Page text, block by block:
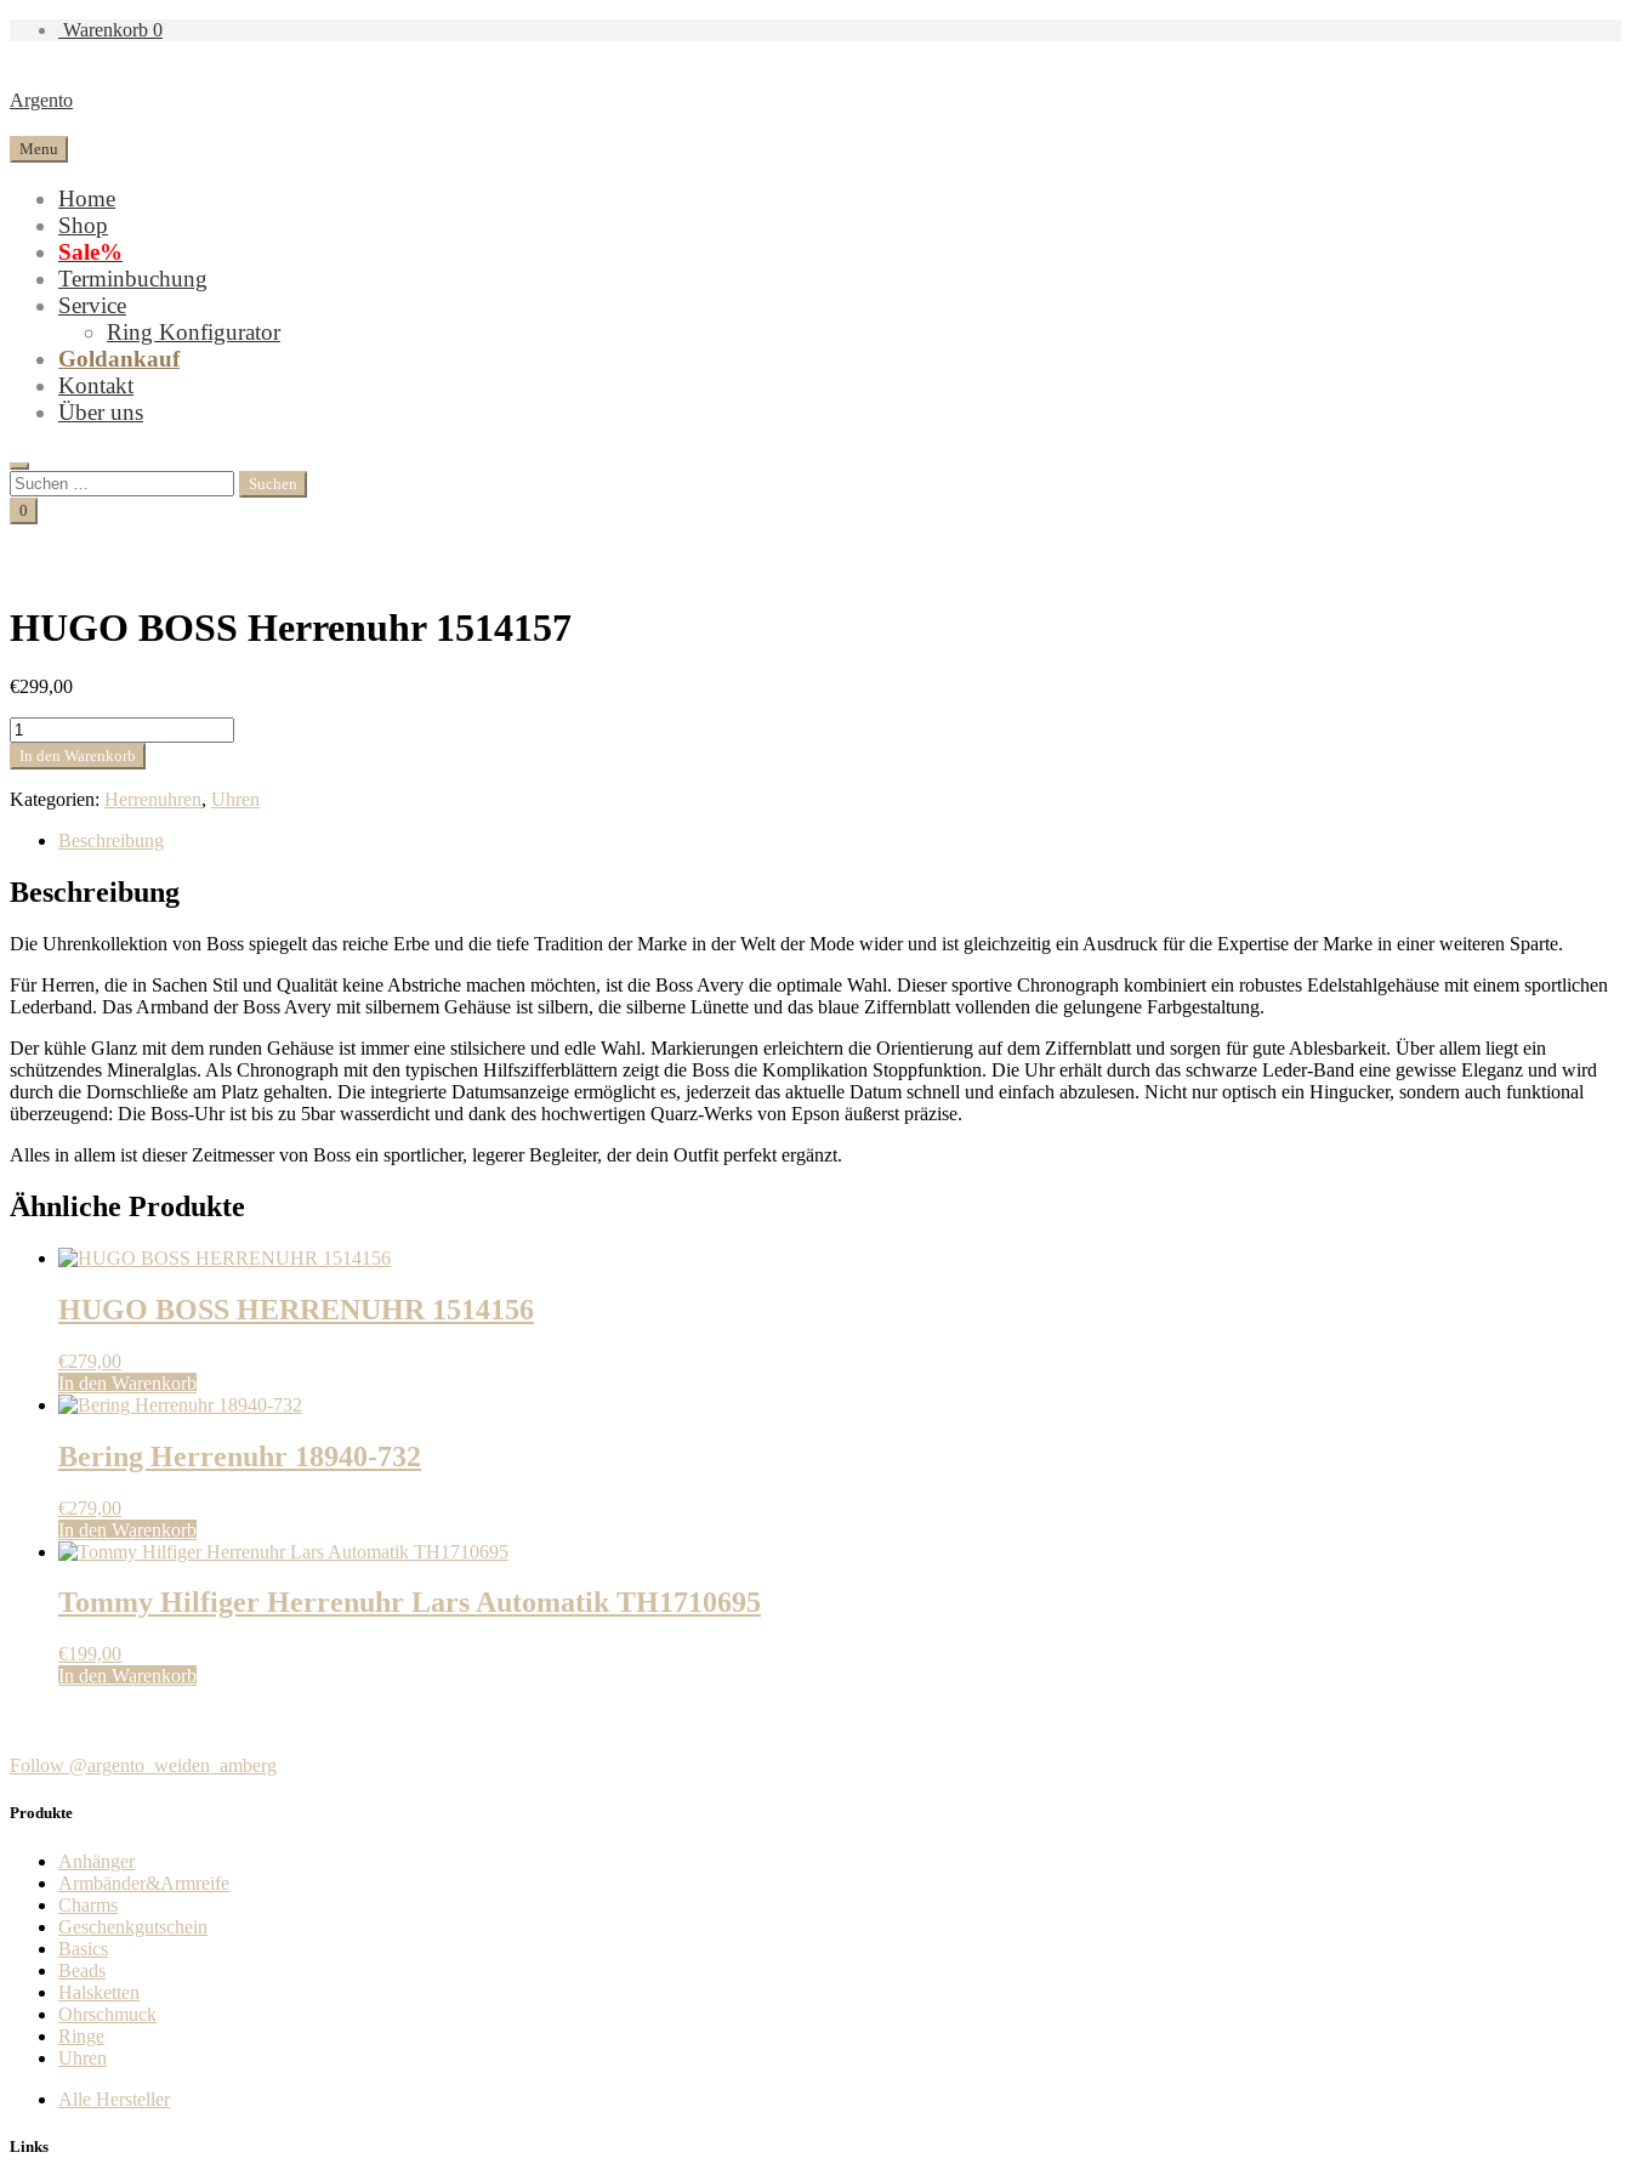
Warenkorb 0
Argento
Menu
Home
Shop
Sale%
Terminbuchung
Service
Ring Konfigurator
Goldankauf
Kontakt
Über uns
Search
Suchen
nach:
Cart
0
HUGO BOSS Herrenuhr 1514157
€299,00
HUGO
BOSS
Herrenuhr
1514157
Menge
In den Warenkorb
Kategorien: Herrenuhren, Uhren
Beschreibung
Beschreibung
Die Uhrenkollektion von Boss spiegelt das reiche Erbe und die tiefe Tradition der Marke in der Welt der Mode wider und ist gleichzeitig ein Ausdruck für die Expertise der Marke in einer weiteren Sparte.
Für Herren, die in Sachen Stil und Qualität keine Abstriche machen möchten, ist die Boss Avery die optimale Wahl. Dieser sportive Chronograph kombiniert ein robustes Edelstahlgehäuse mit einem sportlichen
Lederband. Das Armband der Boss Avery mit silbernem Gehäuse ist silbern, die silberne Lünette und das blaue Ziffernblatt vollenden die gelungene Farbgestaltung.
Der kühle Glanz mit dem runden Gehäuse ist immer eine stilsichere und edle Wahl. Markierungen erleichtern die Orientierung auf dem Ziffernblatt und sorgen für gute Ablesbarkeit. Über allem liegt ein
schützendes Mineralglas. Als Chronograph mit den typischen Hilfszifferblättern zeigt die Boss die Komplikation Stoppfunktion. Die Uhr erhält durch das schwarze Leder-Band eine gewisse Eleganz und wird
durch die Dornschließe am Platz gehalten. Die integrierte Datumsanzeige ermöglicht es, jederzeit das aktuelle Datum schnell und einfach abzulesen. Nicht nur optisch ein Hingucker, sondern auch funktional
überzeugend: Die Boss-Uhr ist bis zu 5bar wasserdicht und dank des hochwertigen Quarz-Werks von Epson äußerst präzise.
Alles in allem ist dieser Zeitmesser von Boss ein sportlicher, legerer Begleiter, der dein Outfit perfekt ergänzt.
Ähnliche Produkte
HUGO BOSS HERRENUHR 1514156
€279,00
In den Warenkorb
Bering Herrenuhr 18940-732
€279,00
In den Warenkorb
Tommy Hilfiger Herrenuhr Lars Automatik TH1710695
€199,00
In den Warenkorb
Follow @argento_weiden_amberg
Produkte
Anhänger
Armbänder&Armreife
Charms
Geschenkgutschein
Basics
Beads
Halsketten
Ohrschmuck
Ringe
Uhren
Alle Hersteller
Links